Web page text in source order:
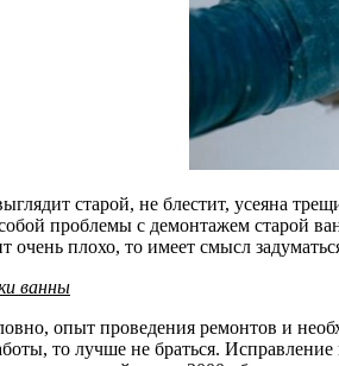
старой, не блестит, усеяна
собой проблемы с демонтажем старой
очень плохо, то имеет смысл
ванны
опыт проведения ремонтов и
то лучше не браться.